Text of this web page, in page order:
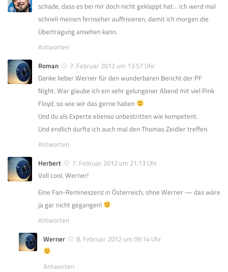
schade, dass es bei mir doch nicht geklappt hat… ich werd mal
schnell meinen fernseher auffrisieren, damit ich morgen die
Übertragung ansehen kann.
Antworten
Roman
7. Februar 2012 um 13:57 Uhr
Danke lieber Werner für den wunderbaren Bericht der PF
Night. War glaube ich ein sehr gelungener Abend mit viel Pink
Floyd, so wie wir das gerne haben
Und du als Experte ebenso unbestritten wie kompetent.
Und endlich durfte ich auch mal den Thomas Zeidler treffen.
Antworten
Herbert
7. Februar 2012 um 21:13 Uhr
Voll cool, Werner!
Eine Fan-Remineszenz in Österreich, ohne Werner — das wäre
ja gar nicht gegangen!
Antworten
Werner
8. Februar 2012 um 09:14 Uhr
Antworten